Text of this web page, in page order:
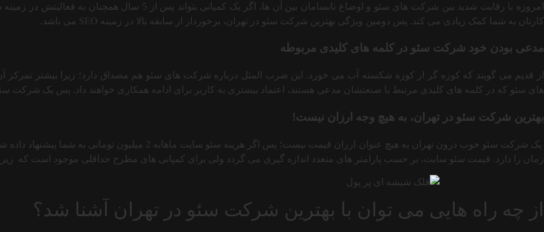
امروزه با رقابت شدید بین شرکت های سئو و اوضاع نابسامان بین
کارتان به شما کمک زیادی می کند. پس دومین ویژگی بهترین شرکت سئو در تهران، برخوردار از سابقه بالا در زمینه SEO می باشد.
مدعی بودن خود شرکت سئو در کلمه های کلیدی مربوطه
از قدیم می گویند که کوزه گر از کوزه شکسته آب می خورد. این ضرب المثل درباره شرکت های سئو هم مصداق دارد؛ زیرا بیشتر
های سئو که در کلمه های کلیدی مرتبط با صنعتشان مدعی هستند، اعتماد بیشتری به کاربر برای ادامه همکاری خواهند داد. پس یک شرکت
بهترین شرکت سئو در تهران، به هیچ وجه ارزان نیست!
یک شرکت سئو خوب درون تهران به هیچ عنوان ارزان قیمت نیست؛ پس
زمان را دارد. قیمت سئو سایت، بر حسب پارامتر های متعدد اندازه گیری می گردد ولی برای کمپانی های مطرح حداقلی موجود است که
از چه راه هایی می توان با بهترین شرکت سئو در تهران آشنا شد؟